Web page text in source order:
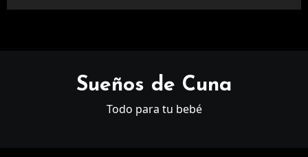
Sueños de Cuna
Todo para tu bebé